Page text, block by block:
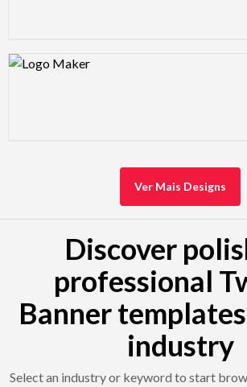
Design preview image
Ver Mais Designs
Discover
professional
Banner
industry
Select an industry or keyword to start